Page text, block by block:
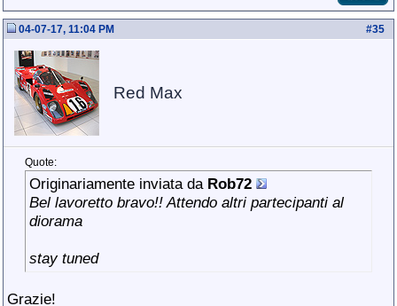
#35
04-07-17, 11:04 PM
Red Max
Quote:
Originariamente inviata da Rob72
Bel lavoretto bravo!! Attendo altri partecipanti al
diorama
stay tuned
Grazie!